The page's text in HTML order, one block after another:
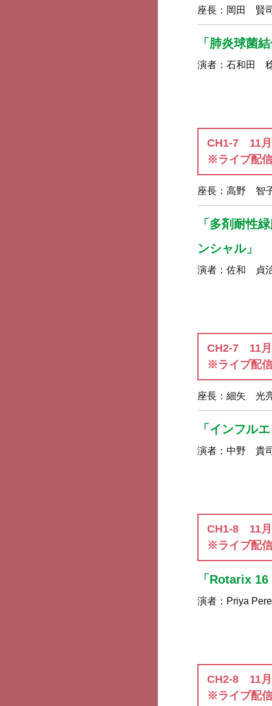
座長： 岡田 賢
「肺炎球菌
演者： 石和田
CH1-7 11
※ライブ配
座長： 高野 智
「多剤耐性
ンシャル」
演者： 佐和 貞
CH2-7 11
※ライブ配
座長： 細矢 光
「インフル
演者： 中野 貴
CH1-8 11
※ライブ配
「Rotarix
演者： Priya
CH2-8 11
※ライブ配